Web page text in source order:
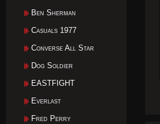
Ben Sherman
Casuals 1977
Converse All Star
Dog Soldier
EASTFIGHT
Everlast
Fred Perry